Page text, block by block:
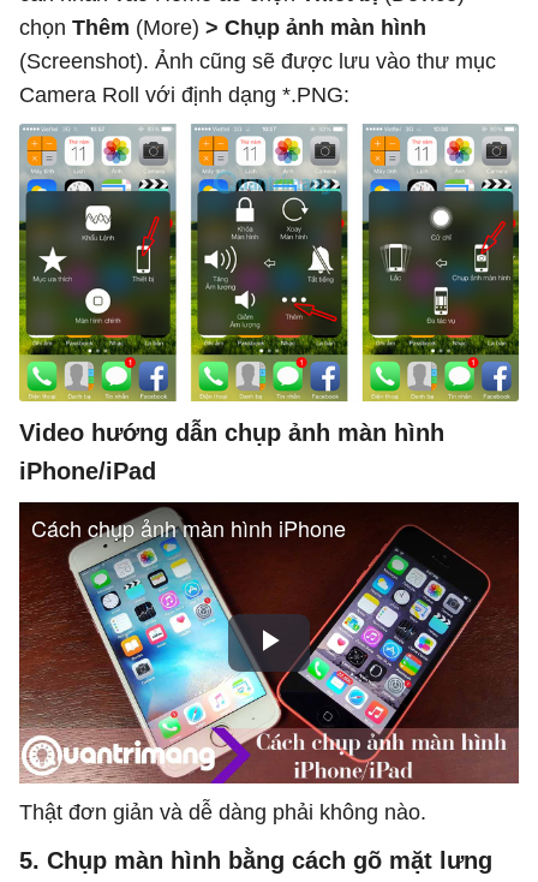
chọn Thêm (More) > Chụp ảnh màn hình
(Screenshot). Ảnh cũng sẽ được lưu vào thư mục
Camera Roll với định dạng *.PNG:
Video hướng dẫn chụp ảnh màn hình
iPhone/iPad
Thật đơn giản và dễ dàng phải không nào.
5. Chụp màn hình bằng cách gõ mặt lưng